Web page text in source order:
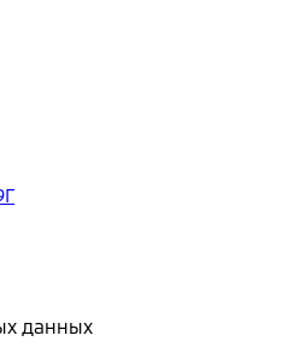
данных